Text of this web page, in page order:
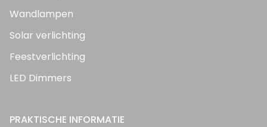
Wandlampen
Solar verlichting
Feestverlichting
LED Dimmers
PRAKTISCHE INFORMATIE